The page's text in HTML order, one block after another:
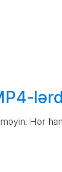
Hər